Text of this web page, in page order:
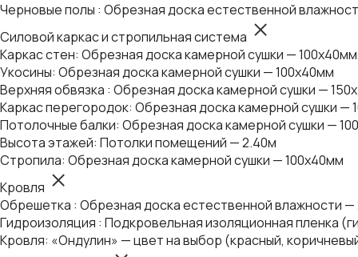
Черновые полы : Обрезная доска естественной
Силовой каркас и стропильная система
Каркас стен: Обрезная доска камерной сушки —
Укосины: Обрезная доска камерной сушки — 100х40мм
Верхняя обвязка : Обрезная доска камерной сушки —
Каркас перегородок: Обрезная доска камерной сушки —
Потолочные балки: Обрезная доска камерной сушки —
Высота этажей: Потолки помещений — 2.40м
Стропила: Обрезная доска камерной сушки — 100х40мм
Кровля
Обрешетка : Обрезная доска естественной влажности —
Гидроизоляция : Подкровельная изоляционная пленка
Кровля: «Ондулин» — цвет на выбор (красный,